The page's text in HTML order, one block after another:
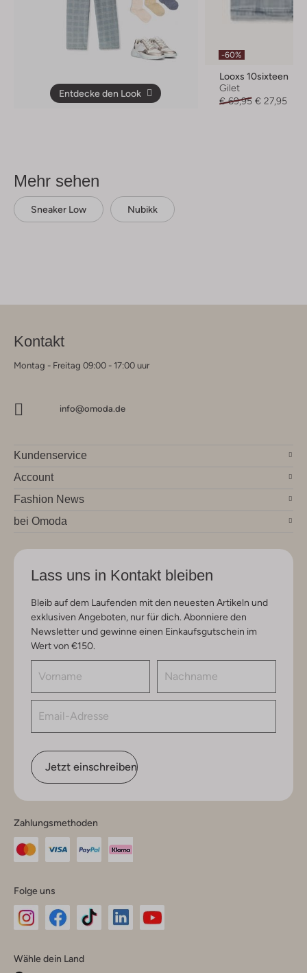
Entdecke den Look
-60%
Looxs 10sixteen
Gilet
€ 69,95 € 27,95
Mehr sehen
Sneaker Low Nubikk
Kontakt
Montag - Freitag 09:00 - 17:00 uur
info@omoda.de
Kundenservice
Account
Fashion News
bei Omoda
Lass uns in Kontakt bleiben
Bleib auf dem Laufenden mit den neuesten Artikeln und
exklusiven Angeboten, nur für dich. Abonniere den
Newsletter und gewinne einen Einkaufsgutschein im
Wert von €150.
Jetzt einschreiben
Zahlungsmethoden
Folge uns
Instagram
Facebook
TikTok
Wähle dein Land